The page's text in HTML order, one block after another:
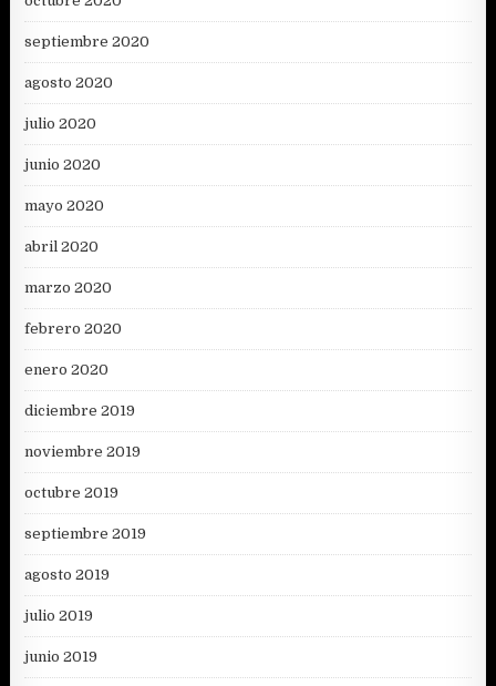
septiembre 2020
agosto 2020
julio 2020
junio 2020
mayo 2020
abril 2020
marzo 2020
febrero 2020
enero 2020
diciembre 2019
noviembre 2019
octubre 2019
septiembre 2019
agosto 2019
julio 2019
junio 2019